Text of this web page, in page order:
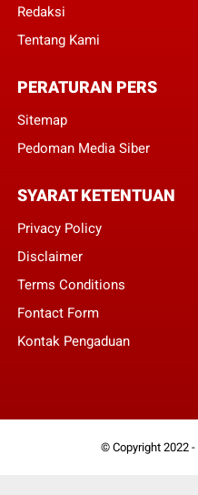
Redaksi
Tentang Kami
PERATURAN PERS
Sitemap
Pedoman Media Siber
SYARAT KETENTUAN
Privacy Policy
Disclaimer
Terms Conditions
Fontact Form
Kontak Pengaduan
© Copyright 2022 -